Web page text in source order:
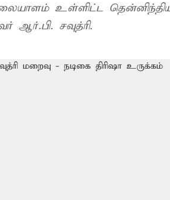
உள்ளிட்ட
ஆர்.பி. சவுத்ரி.